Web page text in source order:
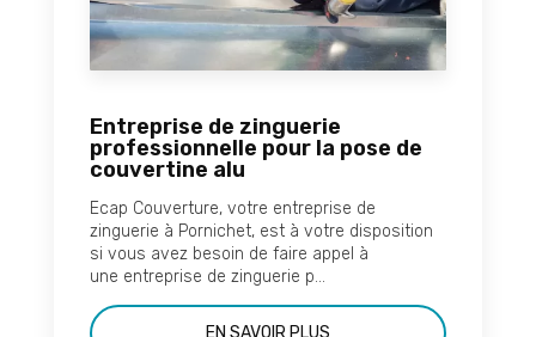
Entreprise de zinguerie
professionnelle pour la pose de
couvertine alu
Ecap Couverture, votre entreprise de
zinguerie à Pornichet, est à votre disposition
si vous avez besoin de faire appel à
une entreprise de zinguerie p...